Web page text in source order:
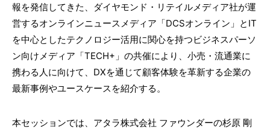
報を発信してきた、ダイヤモンド・リテイルメディア社が運
営するオンラインニュースメディア「DCSオンライン」とIT
を中心としたテクノロジー活用に関心を持つビジネスパーソ
ン向けメディア「TECH+」の共催により、小売・流通業に
携わる人に向けて、DXを通じて顧客体験を革新する企業の
最新事例やユースケースを紹介する。
本セッションでは、アタラ株式会社 ファウンダーの杉原 剛